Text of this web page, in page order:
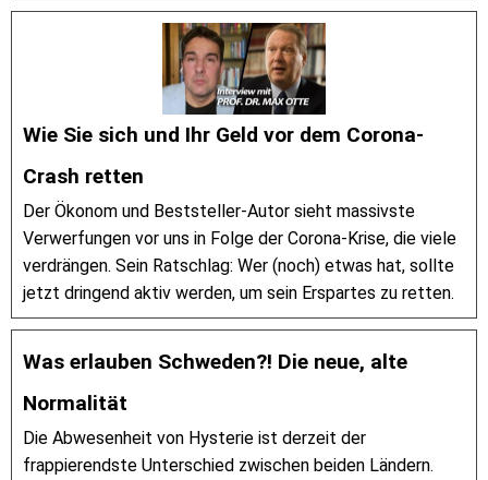
Wie Sie sich und Ihr Geld vor dem Corona-
Crash retten
Der Ökonom und Beststeller-Autor sieht massivste
Verwerfungen vor uns in Folge der Corona-Krise, die viele
verdrängen. Sein Ratschlag: Wer (noch) etwas hat, sollte
jetzt dringend aktiv werden, um sein Erspartes zu retten.
Was erlauben Schweden?! Die neue, alte
Normalität
Die Abwesenheit von Hysterie ist derzeit der
frappierendste Unterschied zwischen beiden Ländern.